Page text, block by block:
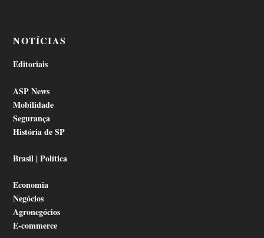
NOTÍCIAS
Editoriais
ASP News
Mobilidade
Segurança
História de SP
Brasil | Política
Economia
Negócios
Agronegócios
E-commerce